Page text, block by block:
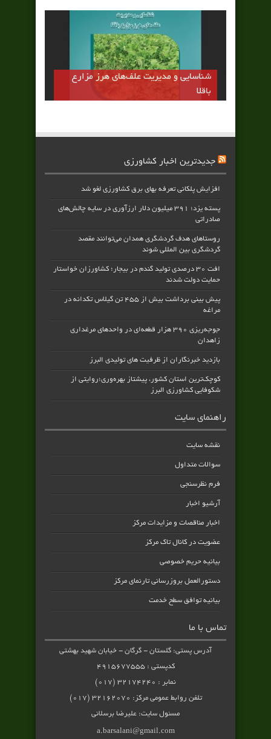
شناسایی و مدیریت علف‌های هرز مزارع
باقلا
جدیدترین اخبار کشاورزی
افزایش پلکانی تعرفه بهای برق کشاورزی لغو شد
پسته یزد؛ ۳۹۱ میلیون دلار ارزآوری در سایه چالش‌های
صادراتی
روستاهای هدف گردشگری همدان می‌توانند مقصد
گردشگری بین المللی شوند
افت ۳۰ درصدی تولید گندم در بیجار؛ کشاورزان خواستار
حمایت دولت شدند
پیش بینی برداشت بیش از ۴۵۵ تن گیلاس تکدانه در
مراغه
جوجه‌ریزی ۳۹۰ هزار قطعه‌ای در واحدهای مرغداری
زاهدان
بازدید خبرنگاران از ظرفیت های تولیدی البرز
کوچک‌ترین استان کشور، پیشتاز بهره‌وری؛روایتی از
شکوفایی کشاورزی البرز
راهنمای سایت
نقشه سایت
سوالات متداول
فرم نظرسنجی
آرشیو اخبار
اخبار مناقصات و مزایدات مرکز
عضویت در کانال تاک مرکز
بیانیه حریم خصوصی
دستورالعمل بروزرسانی تارنمای مرکز
بیانیه توافق سطح خدمت
تماس با ما
آدرس پستی: گلستان - گرگان - خیابان شهید بهشتی
کدپستی : ۴۹۱۵۶۷۷۵۵۵
نمابر : ۳۲۱۷۴۲۴۰ (۰۱۷)
تلفن روابط عمومی مرکز: ۳۲۱۶۲۰۷۰ (۰۱۷)
مسئول سایت: علیرضا برسلانی
a.barsalani@gmail.com